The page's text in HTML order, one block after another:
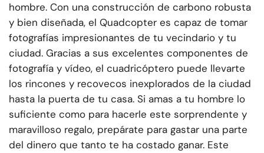
hombre. Con una construcción de carbono robusta
y bien diseñada, el Quadcopter es capaz de tomar
fotografías impresionantes de tu vecindario y tu
ciudad. Gracias a sus excelentes componentes de
fotografía y vídeo, el cuadricóptero puede llevarte
los rincones y recovecos inexplorados de la ciudad
hasta la puerta de tu casa. Si amas a tu hombre lo
suficiente como para hacerle este sorprendente y
maravilloso regalo, prepárate para gastar una parte
del dinero que tanto te ha costado ganar. Este